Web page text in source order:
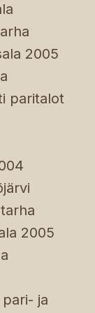
2005
paritalot
2005
ja